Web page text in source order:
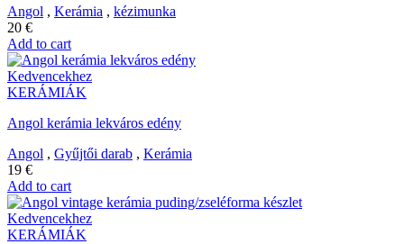
Angol , Kerámia , kézimunka
20 €
Add to cart
Kedvencekhez
KERÁMIÁK
Angol kerámia lekváros edény
Angol , Gyűjtői darab , Kerámia
19 €
Add to cart
Kedvencekhez
KERÁMIÁK